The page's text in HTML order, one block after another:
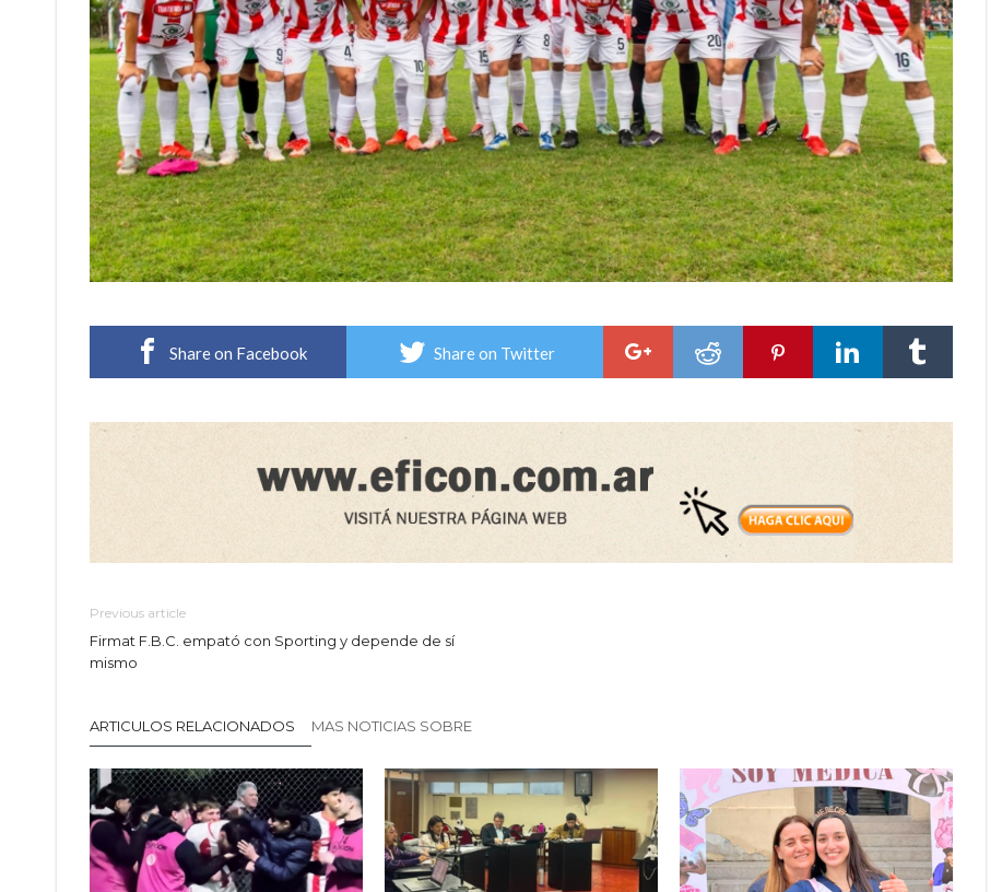
Share on Facebook Share on Twitter
Previous article
Firmat F.B.C. empató con Sporting y depende de sí
mismo
ARTICULOS RELACIONADOS MAS NOTICIAS SOBRE